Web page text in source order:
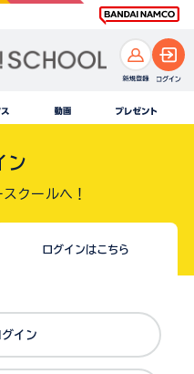
ン
クールへ！
ログインはこちら
IDでログイン